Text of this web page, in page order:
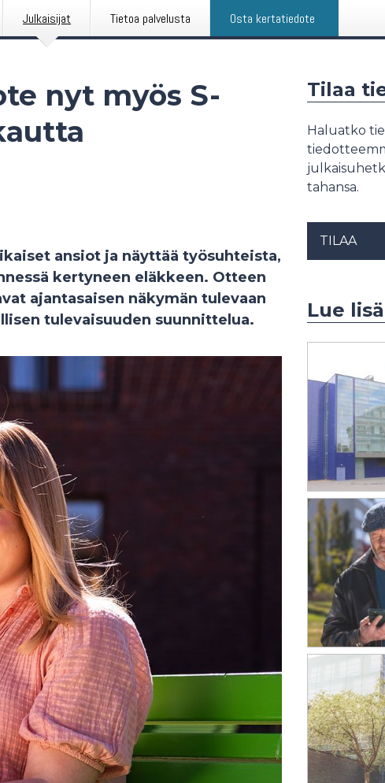
Julkaisijat Tietoa palvelusta Osta kertatiedote
nyt myös S-
ansiot ja näyttää työsuhteista,
kertyneen eläkkeen. Otteen
ajantasaisen näkymän tulevaan
tulevaisuuden suunnittelua.
Tilaa
Haluatko
tahansa.
TILAA
Lue